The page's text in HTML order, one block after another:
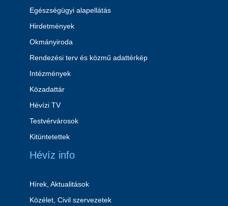
Egészségügyi alapellátás
Hirdetmények
Okmányiroda
Rendezési terv és közmű adattérkép
Intézmények
Közadattár
Hévízi TV
Testvérvárosok
Kitüntetettek
Hévíz info
Hírek, Aktualitások
Közélet, Civil szervezetek